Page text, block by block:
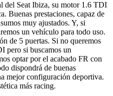
del Seat Ibiza, su motor 1.6 TDI
Buenas prestaciones, capaz de
muy ajustados. Y, si
un vehículo para todo uso.
de 5 puertas. Si no queremos
pero si buscamos un
optar por el acabado FR con
dispondrá de buenas
mejor configuración deportiva.
más racing.